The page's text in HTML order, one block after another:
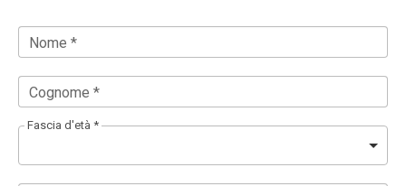
Nome *
Cognome *
Fascia d'età *